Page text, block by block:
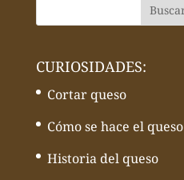
CURIOSIDADES:
Cortar queso
Cómo se hace el queso
Historia del queso